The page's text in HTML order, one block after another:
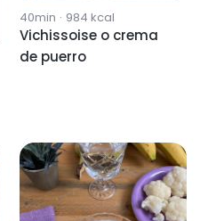
40min · 984 kcal
Vichissoise o crema
de puerro